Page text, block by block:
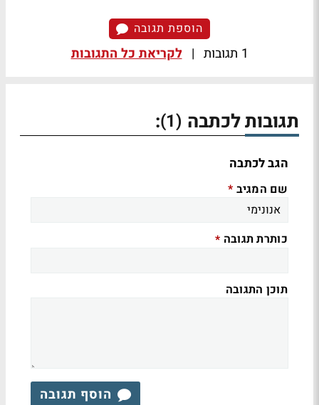
הוספת תגובה
1 תגובות | לקריאת כל התגובות
תגובות לכתבה (1)
:
הגב לכתבה
שם המגיב *
כותרת תגובה *
תוכן התגובה
הוסף תגובה